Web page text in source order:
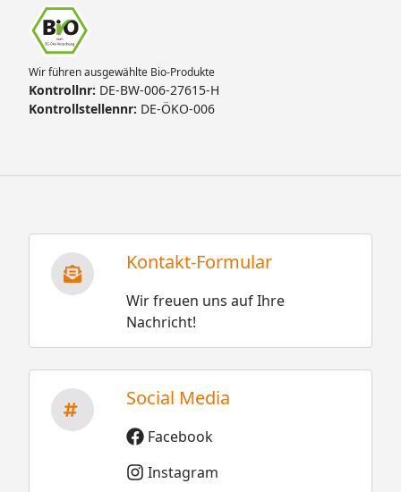
Wir führen ausgewählte Bio-Produkte
Kontrollnr: DE-BW-006-27615-H
Kontrollstellennr: DE-ÖKO-006
Kontakt-Formular
Wir freuen uns auf Ihre
Nachricht!
Social Media
Facebook
Instagram